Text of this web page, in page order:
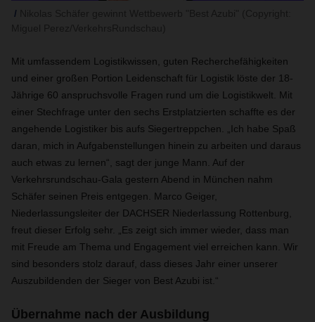
Mit umfassendem Logistikwissen, guten Recherchefähigkeiten
und einer großen Portion Leidenschaft für Logistik löste der 18-
Jährige 60 anspruchsvolle Fragen rund um die Logistikwelt. Mit
einer Stechfrage unter den sechs Erstplatzierten schaffte es der
angehende Logistiker bis aufs Siegertreppchen. „Ich habe Spaß
daran, mich in Aufgabenstellungen hinein zu arbeiten und daraus
auch etwas zu lernen“, sagt der junge Mann. Auf der
Verkehrsrundschau-Gala gestern Abend in München nahm
Schäfer seinen Preis entgegen. Marco Geiger,
Niederlassungsleiter der DACHSER Niederlassung Rottenburg,
freut dieser Erfolg sehr. „Es zeigt sich immer wieder, dass man
mit Freude am Thema und Engagement viel erreichen kann. Wir
sind besonders stolz darauf, dass dieses Jahr einer unserer
Auszubildenden der Sieger von Best Azubi ist.“
Übernahme nach der Ausbildung